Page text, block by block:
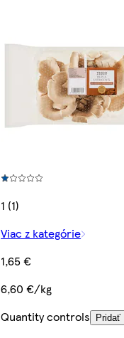
1 (1)
Viac z kategórie
1,65 €
6,60 €/kg
Quantity controls Pridať